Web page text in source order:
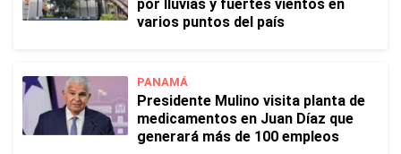
por lluvias y fuertes vientos en
varios puntos del país
PANAMÁ
Presidente Mulino visita planta de
medicamentos en Juan Díaz que
generará más de 100 empleos